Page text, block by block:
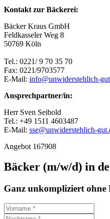
Kontakt zur Bäckerei:
Bäcker Kraus GmbH
Feldkasseler Weg 8
50769 Köln
Tel.: 0221/ 9 70 35 70
Fax: 0221/9703577
E-Mail: info@unwiderstehlich-
Ansprechpartner/in:
Herr Sven Seibold
Tel.: +49 1511 4603487
E-Mail: sse@unwiderstehlich-
Angebot 167908
Bäcker (m/w/d) in
Ganz unkompliziert ohne